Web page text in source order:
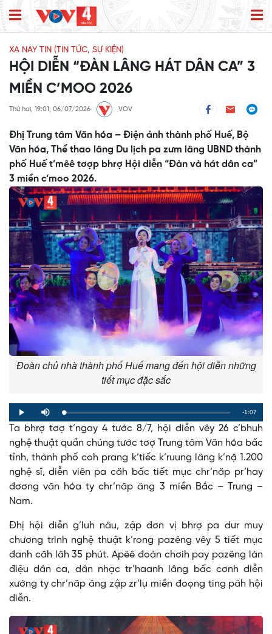
XA NAY TIN (TIN TỨC, SỰ KIỆN)
HỘI DIỄN “ĐÀN LÂNG HÁT DÂN CA” 3
MIỀN C’MOO 2026
Thứ hai, 19:01, 06/07/2026 VOV
Đhị Trung tâm Văn hóa – Điện ảnh thành phố Huế, Bộ
Văn hóa, Thể thao lâng Du lịch pa zưm lâng UBND thành
phố Huế t’mêê tơợp bhrợ Hội diễn “Đàn và hát dân ca”
3 miền c’moo 2026.
Đoàn chủ nhà thành phố Huế mang đến hội diễn những
tiết mục đặc sắc
Play Mute Loaded:
0%
Progress:
0%
Remaining
Time
-1:07
Ta bhrợ tơợ t’ngay 4 tước 8/7, hội diễn vêy 26 c’bhuh
nghệ thuật quần chúng tước tơợ Trung tâm Văn hóa bấc
tỉnh, thành phố coh prang k’tiếc k’ruung lâng k’nặ 1.200
nghệ sĩ, diễn viên pa căh bấc tiết mục chr’năp pr’hay
đơơng văn hóa ty chr’năp âng 3 miền Bắc – Trung –
Nam.
Đhị hội diễn g’luh nâu, zập đơn vị bhrợ pa dưr muy
chương trình nghệ thuật k’rong pazêng vêy 5 tiết mục
đanh căh lâh 35 phút. Apêê đoàn chơih pay pazêng làn
điệu dân ca, dân nhạc tr’haanh lâng bấc cơnh diễn
xướng ty chr’năp âng zập zr’lụ miền đoọng ting pâh hội
diễn.